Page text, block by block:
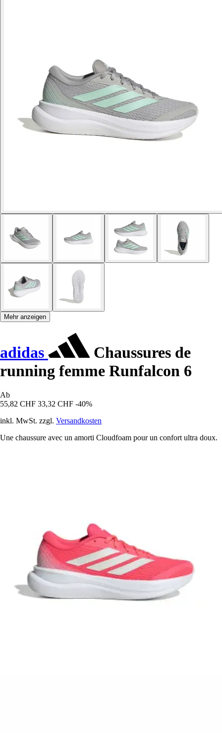
Mehr anzeigen
adidas
Chaussures de
running femme Runfalcon 6
Ab
55,82 CHF 33,32 CHF -40%
inkl. MwSt. zzgl. Versandkosten
Une chaussure avec un amorti Cloudfoam pour un confort ultra doux.